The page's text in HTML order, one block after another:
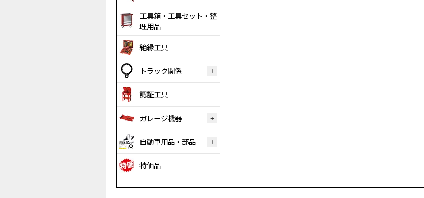
工具箱・工具セット・整
理用品
絶縁工具
トラック関係
認証工具
ガレージ機器
自動車用品・部品
特価品